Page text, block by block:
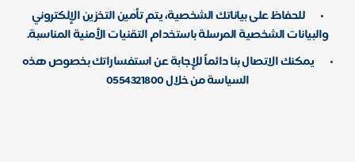
للحفاظ على بياناتك الشخصية، يتم تأمين التخزين الإلكتروني
والبيانات الشخصية المرسلة باستخدام التقنيات الأمنية المناسبة.
يمكنك الاتصال بنا دائماً للإجابة عن استفساراتك بخصوص هذه
السياسة من خلال 0554321800